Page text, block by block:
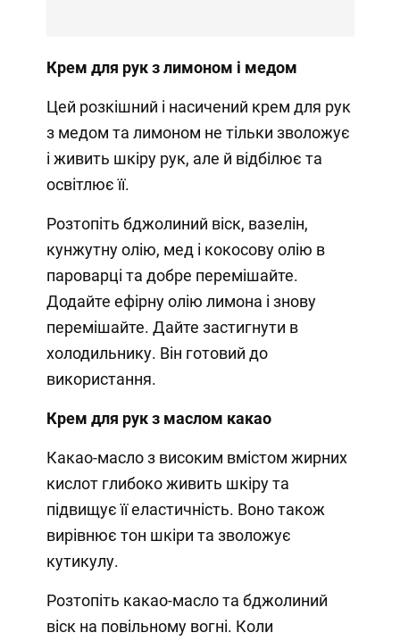
Крем для рук з лимоном і медом
Цей розкішний і насичений крем для рук
з медом та лимоном не тільки зволожує
і живить шкіру рук, але й відбілює та
освітлює її.
Розтопіть бджолиний віск, вазелін,
кунжутну олію, мед і кокосову олію в
пароварці та добре перемішайте.
Додайте ефірну олію лимона і знову
перемішайте. Дайте застигнути в
холодильнику. Він готовий до
використання.
Крем для рук з маслом какао
Какао-масло з високим вмістом жирних
кислот глибоко живить шкіру та
підвищує її еластичність. Воно також
вирівнює тон шкіри та зволожує
кутикулу.
Розтопіть какао-масло та бджолиний
віск на повільному вогні. Коли